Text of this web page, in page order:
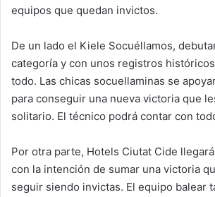
equipos que quedan invictos.
De un lado el Kiele Socuéllamos,
categoría y con unos registros
todo. Las chicas socuellaminas se
para conseguir una nueva victoria que
solitario. El técnico podrá contar con
Por otra parte, Hotels Ciutat Cide
con la intención de sumar una victoria
seguir siendo invictas. El equipo balear